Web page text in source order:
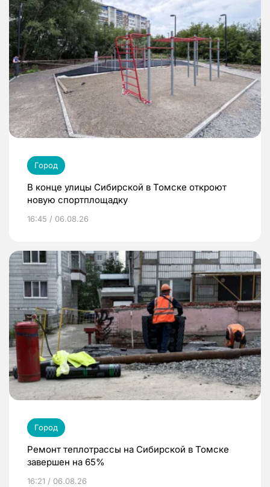
Город
В конце улицы Сибирской в Томске откроют
новую спортплощадку
16:45 / 06.08.26
Город
Ремонт теплотрассы на Сибирской в Томске
завершен на 65%
16:21 / 06.08.26